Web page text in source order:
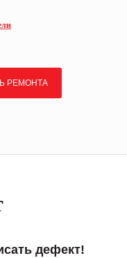
РЕМОНТА
дефект!